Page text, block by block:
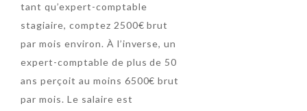
tant qu’expert-comptable
stagiaire, comptez 2500€ brut
par mois environ. À l’inverse, un
expert-comptable de plus de 50
ans perçoit au moins 6500€ brut
par mois. Le salaire est